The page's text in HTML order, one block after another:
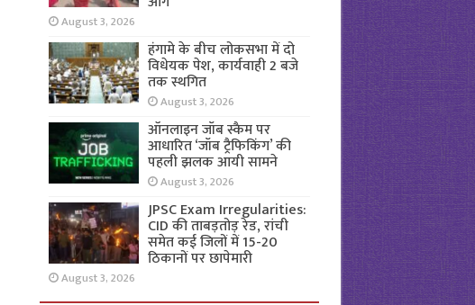
August 3, 2026
हंगामे के बीच लोकसभा में दो
विधेयक पेश, कार्यवाही 2 बजे
तक स्थगित
August 3, 2026
ऑनलाइन जॉब स्कैम पर
आधारित ‘जॉब ट्रैफिकिंग’ की
पहली झलक आयी सामने
August 3, 2026
JPSC Exam Irregularities:
CID की ताबड़तोड़ रेड, रांची
समेत कई जिलों में 15-20
ठिकानों पर छापेमारी
August 3, 2026